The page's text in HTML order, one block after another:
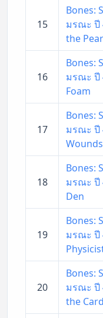
15
Bones:
มรณะ ปี
the Pear
16
Bones:
มรณะ ปี
Foam
17
Bones:
มรณะ ปี
Wounds
18
Bones:
มรณะ ปี
Den
19
Bones:
มรณะ ปี
20
Bones:
มรณะ ปี
the